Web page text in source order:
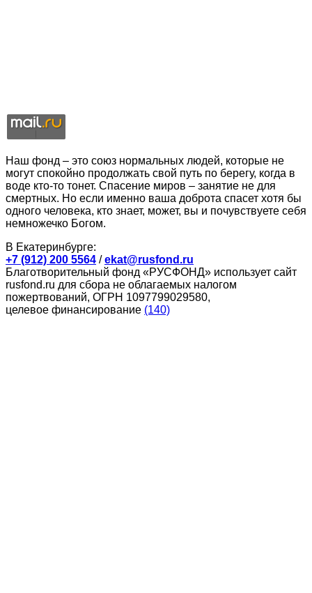
Наш фонд – это союз нормальных людей, которые не
могут спокойно продолжать свой путь по берегу, когда в
воде кто-то тонет. Спасение миров – занятие не для
смертных. Но если именно ваша доброта спасет хотя бы
одного человека, кто знает, может, вы и почувствуете себя
немножечко Богом.
В Екатеринбурге:
+7 (912) 200 5564 /ekat@rusfond.ru
Благотворительный фонд «РУСФОНД» использует сайт
rusfond.ru для сбора не облагаемых налогом
пожертвований, ОГРН 1097799029580,
целевое финансирование (140)